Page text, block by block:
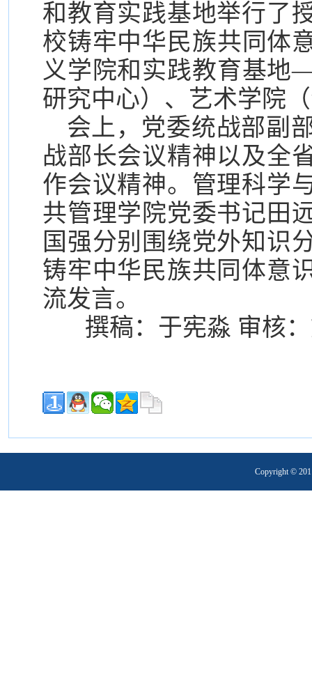
和教育实践基地举行了
校铸牢中华民族共同
义学院和实践教育基地
研究中心）、艺术学院
会上，党委统战部副
战部长会议精神以及全
作会议精神。管理科学
共管理学院党委书记田
国强分别围绕党外知识
铸牢中华民族共同体意
流发言。
撰稿：于宪淼 审核
Copyright ©